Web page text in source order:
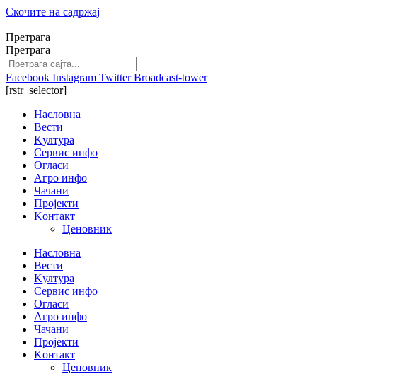
Скочите на садржај
Претрага
Претрага
Facebook Instagram Twitter Broadcast-tower
[rstr_selector]
Насловна
Вести
Kултура
Сервис инфо
Огласи
Агро инфо
Чачани
Пројекти
Kонтакт
Ценовник
Насловна
Вести
Kултура
Сервис инфо
Огласи
Агро инфо
Чачани
Пројекти
Kонтакт
Ценовник